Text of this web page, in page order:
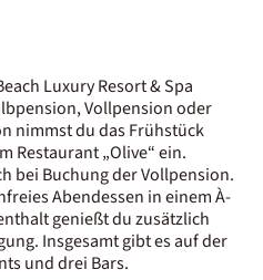
Luxury Resort & Spa
Vollpension oder
nimmst du das Frühstück
Restaurant „Olive“ ein.
bei Buchung der Vollpension.
Abendessen in einem À-
genießt du zusätzlich
Insgesamt gibt es auf der
und drei Bars.